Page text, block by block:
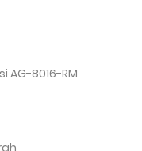
AG-8016-RM